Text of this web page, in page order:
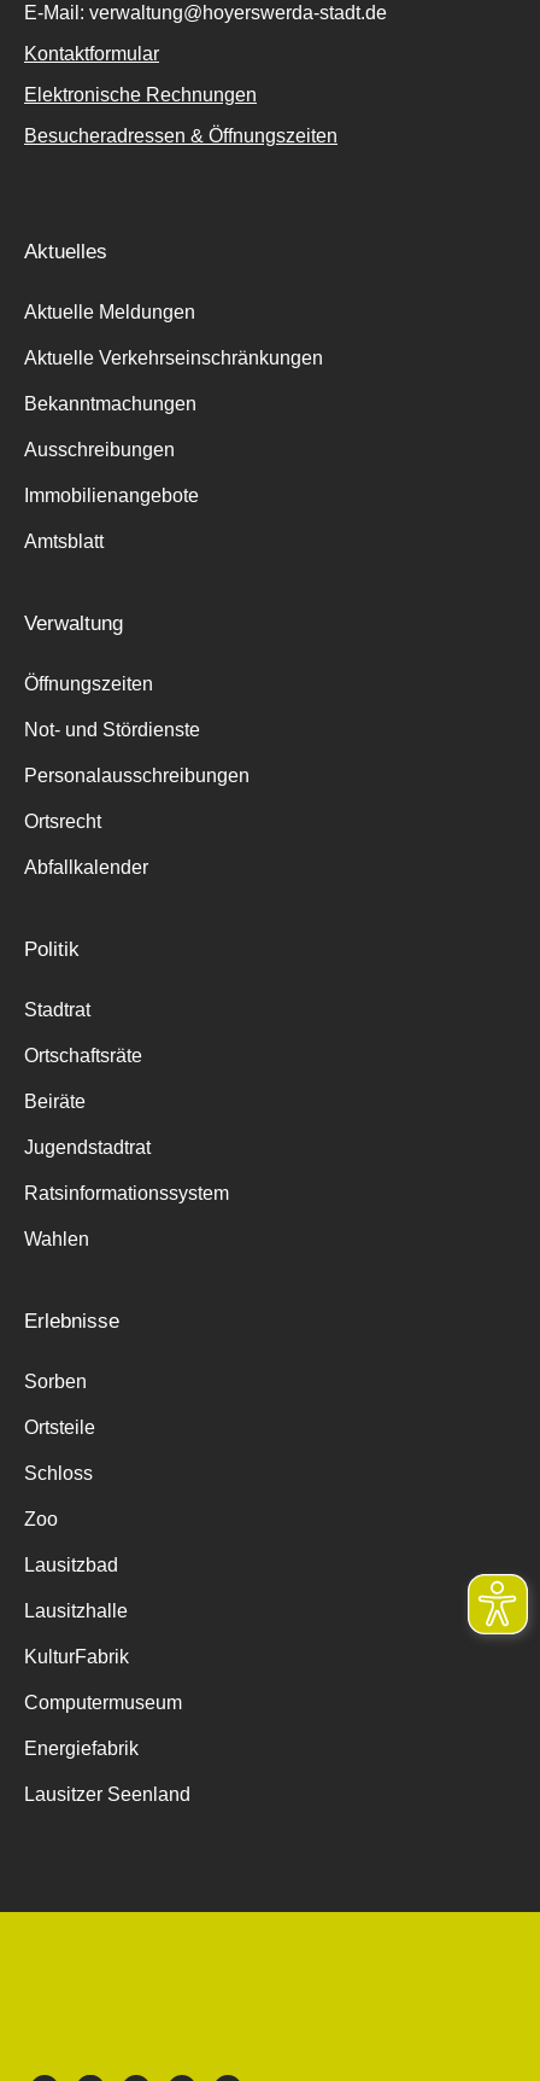
E-Mail: verwaltung@hoyerswerda-stadt.de
Kontaktformular
Elektronische Rechnungen
Besucheradressen & Öffnungszeiten
Aktuelles
Aktuelle Meldungen
Aktuelle Verkehrseinschränkungen
Bekanntmachungen
Ausschreibungen
Immobilienangebote
Amtsblatt
Verwaltung
Öffnungszeiten
Not- und Stördienste
Personalausschreibungen
Ortsrecht
Abfallkalender
Politik
Stadtrat
Ortschaftsräte
Beiräte
Jugendstadtrat
Ratsinformationssystem
Wahlen
Erlebnisse
Sorben
Ortsteile
Schloss
Zoo
Lausitzbad
Lausitzhalle
KulturFabrik
Computermuseum
Energiefabrik
Lausitzer Seenland